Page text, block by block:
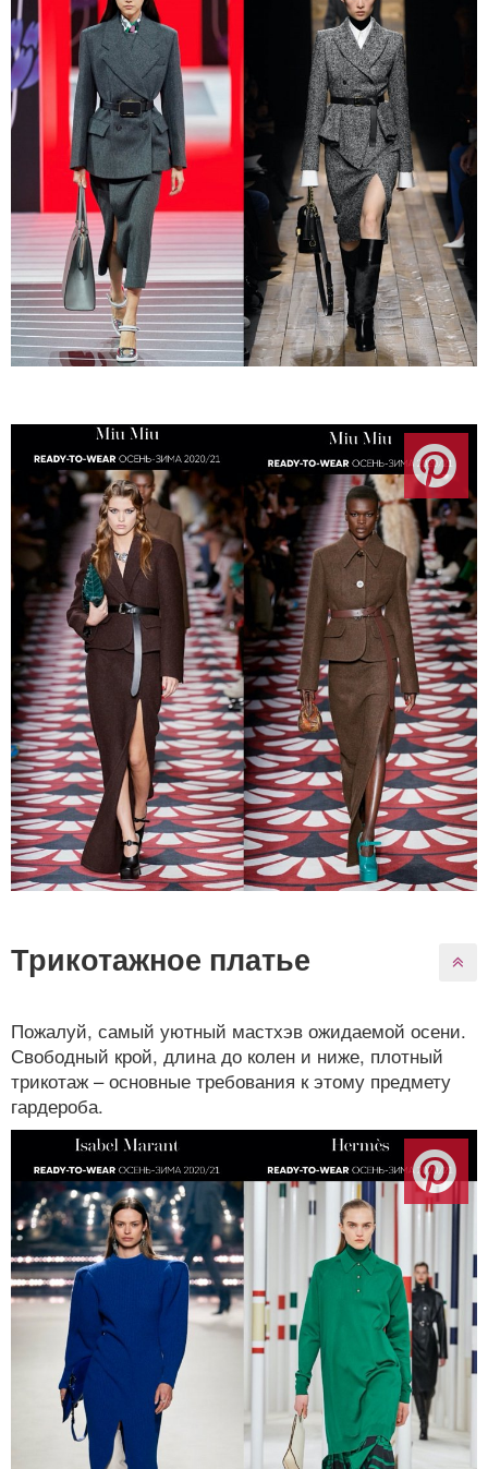
Трикотажное платье
Пожалуй, самый уютный мастхэв ожидаемой осени.
Свободный крой, длина до колен и ниже, плотный
трикотаж – основные требования к этому предмету
гардероба.